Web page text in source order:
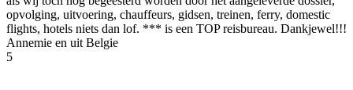
opvolging, uitvoering, chauffeurs, gidsen, treinen, ferry, domestic
flights, hotels niets dan lof. *** is een TOP reisbureau. Dankjewel!!!
Annemie en uit Belgie
5